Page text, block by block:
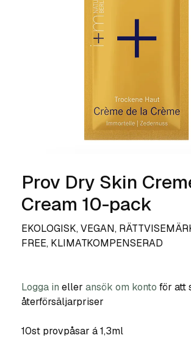
Prov Dry Skin
Cream 10-pack
EKOLOGISK, VEGAN,
FREE, KLIMATKOMPENSERAD
Logga in eller ansök om konto för att
återförsäljarpriser
10st provpåsar á 1,3ml